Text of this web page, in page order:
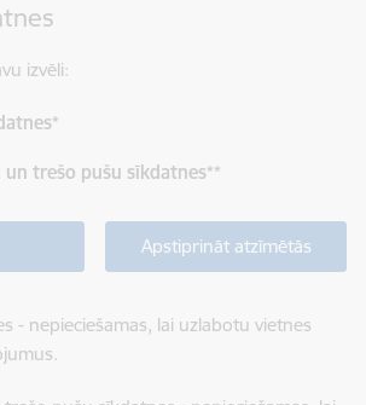
izvēli:
*
un trešo pušu sīkdatnes**
Apstiprināt atzīmētās
- nepieciešamas, lai uzlabotu vietnes